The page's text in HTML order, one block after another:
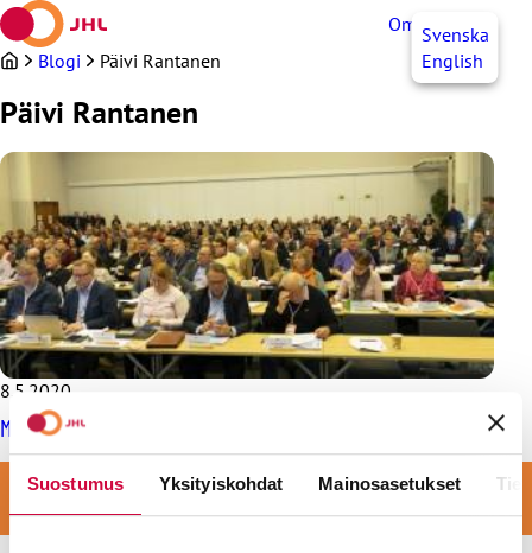
Suostumus Yksityiskohdat Mainosasetukset
Siirry
sisältöön
OmaJHLSvenska
English
Blogi Päivi Rantanen
Päivi Rantanen
8.5.2020
Myynkö työni liian halvalla?
LIITY VAHVAAN JOUKKOON
LIITY JÄSENEKSI